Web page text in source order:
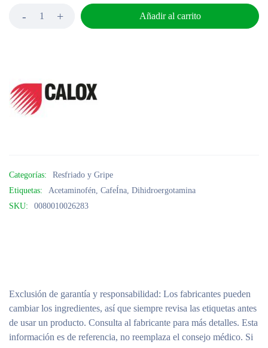
Añadir al carrito
Categorías:
Resfriado y Gripe
Etiquetas:
Acetaminofén CafeÍna Dihidroergotamina
SKU:
0080010026283
Exclusión de garantía y responsabilidad: Los fabricantes pueden
cambiar los ingredientes, así que siempre revisa las etiquetas antes
de usar un producto. Consulta al fabricante para más detalles. Esta
información es de referencia, no reemplaza el consejo médico. Si